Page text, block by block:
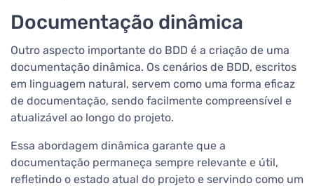
Documentação dinâmica
Outro aspecto importante do BDD é a criação de uma
documentação dinâmica. Os cenários de BDD, escritos
em linguagem natural, servem como uma forma eficaz
de documentação, sendo facilmente compreensível e
atualizável ao longo do projeto.
Essa abordagem dinâmica garante que a
documentação permaneça sempre relevante e útil,
refletindo o estado atual do projeto e servindo como um